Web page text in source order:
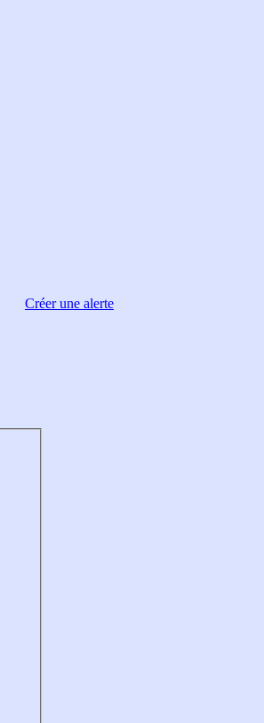
Créer une alerte